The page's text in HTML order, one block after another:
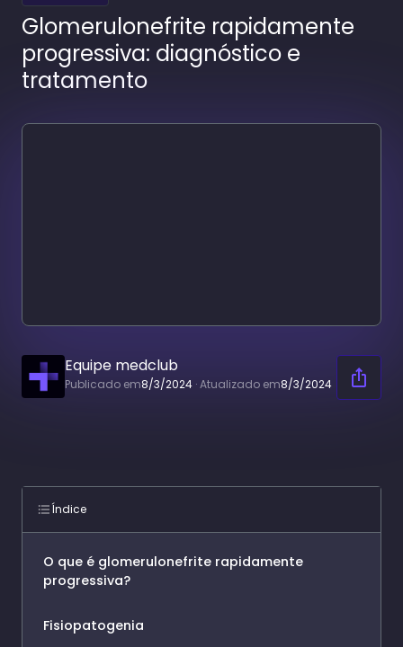
Glomerulonefrite rapidamente
progressiva: diagnóstico e
tratamento
Equipe medclub
Publicado em8/3/2024 ·Atualizado em8/3/2024
Índice
O que é glomerulonefrite rapidamente
progressiva?
Fisiopatogenia